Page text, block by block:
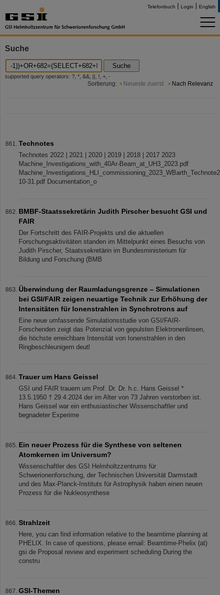
Telefonbuch Login English
Suche
Suche
supported query operators: ?, *, &&, ||, !, +, -
Sortierung: Neueste zuerst Nach Relevanz
Technotes
Technotes 2022 | 2021 | 2020 | 2019 | 2018 | 2017 2023
Machine_Investigations_with_40Ar-Beam_at_UH3_2023.pdf
10-31.pdf Documentation_o
BMBF-Staatssekretärin Judith Pirscher besucht GSI und
FAIR
Der Fortschritt des FAIR-Projekts und die aktuellen
Forschungsaktivitäten standen im Mittelpunkt eines Besuchs von
Judith Pirscher, Staatssekretärin im Bundesministerium für
Bildung und Forschung (BMB
Überwindung der Raumladungsgrenze – Simulationen
bei GSI/FAIR zeigen neuartige Technik zur Erhöhung der
Intensitäten für Ionenstrahlen in Synchrotrons auf
Eine neue umfassende Simulationsstudie von GSI/FAIR-
Forschenden zeigt das Potenzial von gepulsten Elektronenlinsen,
die höchste erreichbare Intensität von Ionenstrahlen in den
Ringbeschleunigern deutl
Trauer um Hans Geissel
GSI und FAIR trauern um Prof. Dr. Dr. h.c. Hans Geissel *
13.5.1950 † 29.4.2024 der im Alter von 73 Jahren verstorben ist.
Hans Geissel war ein enthusiastischer Wissenschaftler und
begnadeter Experime
Ein neuer Prozess für die Synthese von seltenen
Atomkernen im Universum?
Wissenschaftler des GSI Helmholtzzentrums für
Schwerionenforschung, der Technischen Universität Darmstadt
und des Max-Planck-Instituts für Astrophysik haben einen neuen
Prozess für die Nukleosynthese
Strahlzeit
Here, you can find information relative to the beamtime planning at
PHELIX. In case of questions, please email: Beamtime-Phelix (at)
gsi.de Proposal review and experiment scheduling During the
constru
GSI-Themen